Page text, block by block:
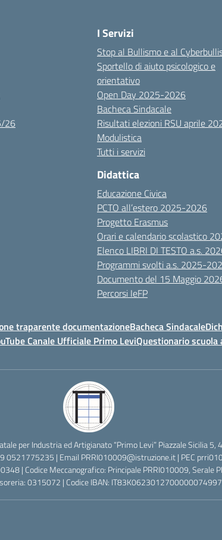
26
I Servizi
Stop al Bullismo e al
Sportello di aiuto psicologico e
orientativo
Open Day 2025-2026
Bacheca Sindacale
Risultati elezioni RSU aprile
Modulistica
Tutti i servizi
Didattica
Educazione Civica
PCTO all’estero 2025-2026
Progetto Erasmus
Orari e calendario scolastico
Elenco LIBRI DI TESTO a.s.
Programmi svolti a.s. 2025-
Documento del 15 Maggio
Percorsi IeFP
traparente documentazioneBacheca Sindacale
Canale Ufficiale Primo LeviQuestionario scuola
per Industria ed Artigianato “Primo Levi” Piazzale Sicilia 5,
0521775235 | Email PRRI010009@istruzione.it| PEC
| Codice Meccanografico: Principale PRRI010009, Serale
0315072 | Codice IBAN: